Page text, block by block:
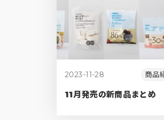
2023-11-28 商品
11月発売の新商品まとめ